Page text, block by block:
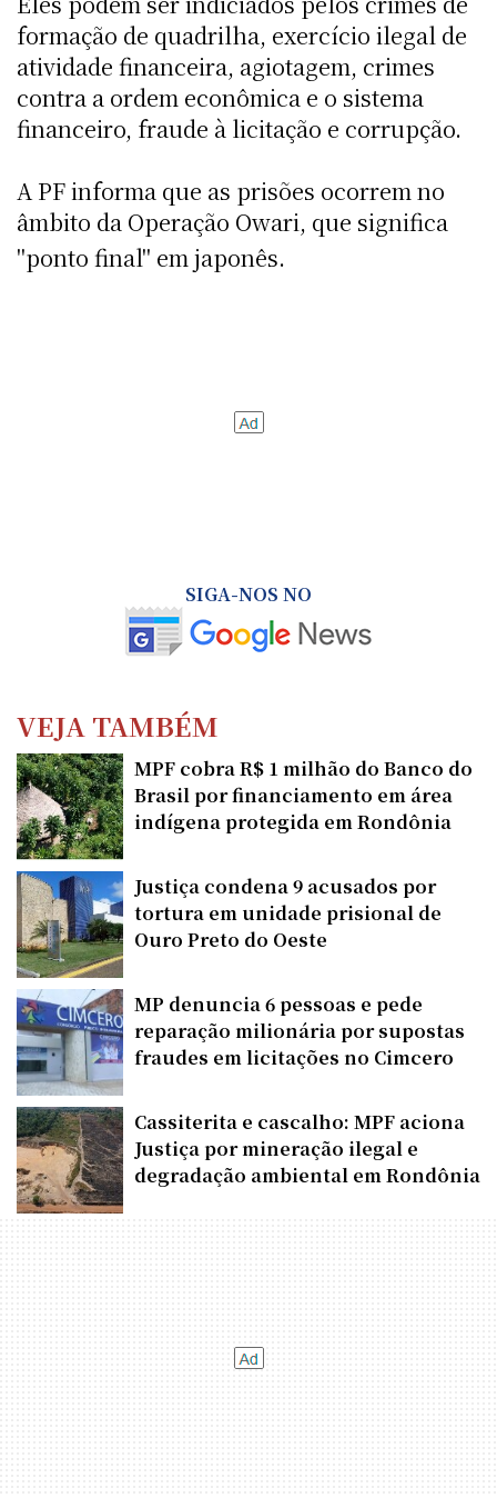
formação de quadrilha, exercício ilegal de
atividade financeira, agiotagem, crimes
contra a ordem econômica e o sistema
financeiro, fraude à licitação e corrupção.
A PF informa que as prisões ocorrem no
âmbito da Operação Owari, que significa
"ponto final" em japonês.
SIGA-NOS NO
VEJA TAMBÉM
MPF cobra R$ 1 milhão do Banco do
Brasil por financiamento em área
indígena protegida em Rondônia
Justiça condena 9 acusados por
tortura em unidade prisional de
Ouro Preto do Oeste
MP denuncia 6 pessoas e pede
reparação milionária por supostas
fraudes em licitações no Cimcero
Cassiterita e cascalho: MPF aciona
Justiça por mineração ilegal e
degradação ambiental em Rondônia